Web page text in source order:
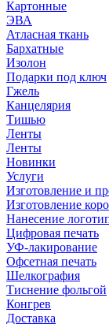
Картонные
ЭВА
Атласная ткань
Бархатные
Изолон
Подарки под ключ
Гжель
Канцелярия
Тишью
Ленты
Ленты
Новинки
Услуги
Изготовление и
Изготовление
Нанесение
Цифровая печать
УФ-лакирование
Офсетная печать
Шелкография
Тиснение фольгой
Конгрев
Доставка